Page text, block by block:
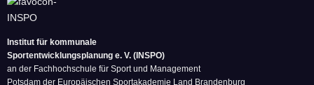
Institut für kommunale
Sportentwicklungsplanung e. V. (INSPO)
an der Fachhochschule für Sport und Management
Potsdam der Europäischen Sportakademie Land Brandenburg